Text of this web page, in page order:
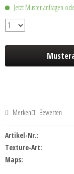
Jetzt Muster anfragen
Merken Bewerten
Artikel-Nr.:
Texture-Art:
Maps: